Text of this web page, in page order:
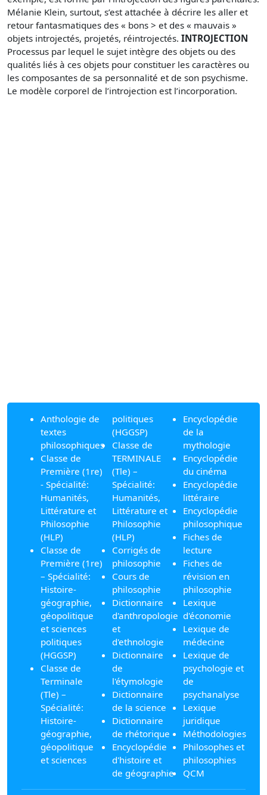
Mélanie Klein, surtout, s’est attachée à décrire les aller et
retour fantasmatiques des « bons > et des « mauvais »
objets introjectés, projetés, réintrojectés. INTROJECTION
Processus par lequel le sujet intègre des objets ou des
qualités liés à ces objets pour constituer les caractères ou
les composantes de sa personnalité et de son psychisme.
Le modèle corporel de l’introjection est l’incorporation.
Anthologie de
textes
philosophiques
Classe de
Première (1re)
- Spécialité:
Humanités,
Littérature et
Philosophie
(HLP)
Classe de
Première (1re)
– Spécialité:
Histoire-
géographie,
géopolitique
et sciences
politiques
(HGGSP)
Classe de
Terminale
(Tle) –
Spécialité:
Histoire-
géographie,
géopolitique
et sciences
politiques
(HGGSP)
Classe de
TERMINALE
(Tle) –
Spécialité:
Humanités,
Littérature et
Philosophie
(HLP)
Corrigés de
philosophie
Cours de
philosophie
Dictionnaire
d'anthropologie
et
d'ethnologie
Dictionnaire
de
l'étymologie
Dictionnaire
de la science
Dictionnaire
de rhétorique
Encyclopédie
d'histoire et
de géographie
Encyclopédie
de la
mythologie
Encyclopédie
du cinéma
Encyclopédie
littéraire
Encyclopédie
philosophique
Fiches de
lecture
Fiches de
révision en
philosophie
Lexique
d'économie
Lexique de
médecine
Lexique de
psychologie et
de
psychanalyse
Lexique
juridique
Méthodologies
Philosophes et
philosophies
QCM